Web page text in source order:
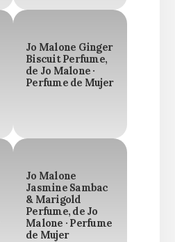
Jo Malone Ginger
Biscuit Perfume,
de Jo Malone ·
Perfume de Mujer
Jo Malone
Jasmine Sambac
& Marigold
Perfume, de Jo
Malone · Perfume
de Mujer